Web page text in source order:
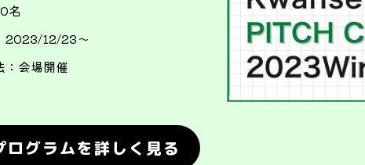
名
2023/12/23～
会場開催
ログラムを詳しく見る